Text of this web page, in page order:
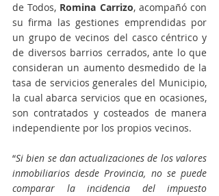
de Todos, Romina Carrizo, acompañó con
su firma las gestiones emprendidas por
un grupo de vecinos del casco céntrico y
de diversos barrios cerrados, ante lo que
consideran un aumento desmedido de la
tasa de servicios generales del Municipio,
la cual abarca servicios que en ocasiones,
son contratados y costeados de manera
independiente por los propios vecinos.
“Si bien se dan actualizaciones de los valores
inmobiliarios desde Provincia, no se puede
comparar la incidencia del impuesto